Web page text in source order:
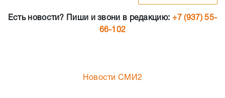
Есть новости? Пиши и звони в редакцию: +7 (937) 55-
66-102
Новости СМИ2